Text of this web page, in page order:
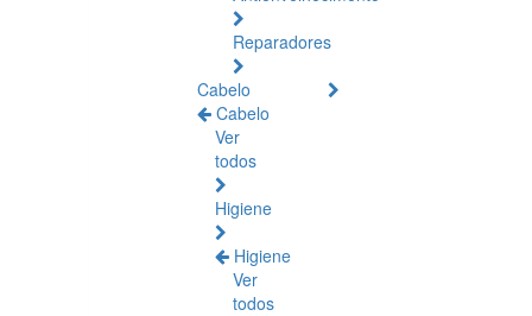
Reparadores
Cabelo
Cabelo
Ver
todos
Higiene
Higiene
Ver
todos